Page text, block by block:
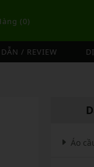
(0)
Túi
Túi Cầu
/ REVIEW
Áo